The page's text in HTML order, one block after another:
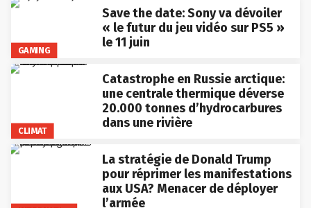
GAMING
Save the date: Sony va dévoiler
« le futur du jeu vidéo sur PS5 »
le 11 juin
CLIMAT
Catastrophe en Russie arctique:
une centrale thermique déverse
20.000 tonnes d’hydrocarbures
dans une rivière
La stratégie de Donald Trump
pour réprimer les manifestations
aux USA? Menacer de déployer
l’armée